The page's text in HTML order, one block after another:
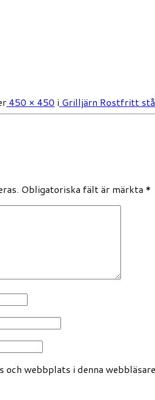
450 × 450 i Grilljärn Rostfritt
Obligatoriska fält är märkta *
webbplats i denna